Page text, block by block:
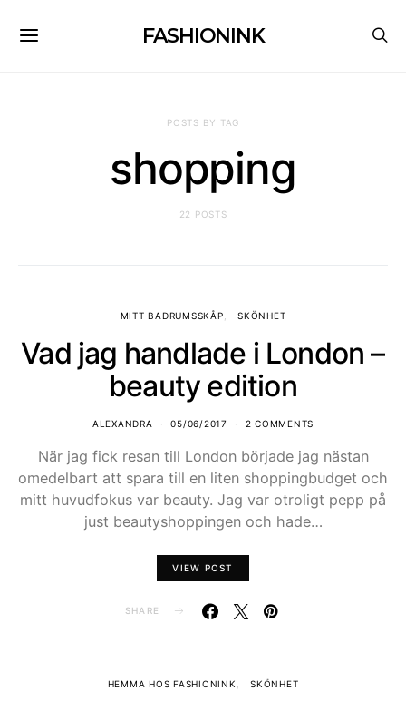
FASHIONINK
POSTS BY TAG
shopping
22 POSTS
MITT BADRUMSSKÅP SKÖNHET
Vad jag handlade i London –
beauty edition
ALEXANDRA 05/06/2017 2 COMMENTS
När jag fick resan till London började jag nästan
omedelbart att spara till en liten shoppingbudget och
mitt huvudfokus var beauty. Jag var otroligt pepp på
just beautyshoppingen och hade…
VIEW POST
SHARE
HEMMA HOS FASHIONINK SKÖNHET